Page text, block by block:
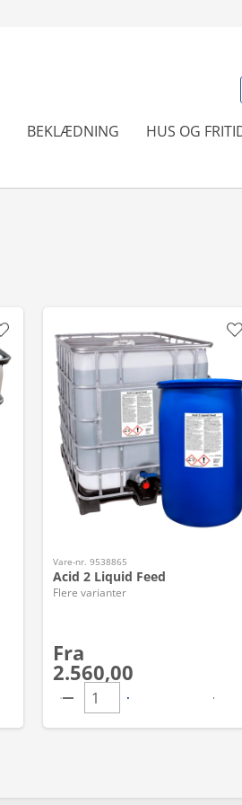
BEKLÆDNING HUS OG
Vare-nr. 9538865
Acid 2 Liquid Feed
Flere varianter
Fra
2.560,00